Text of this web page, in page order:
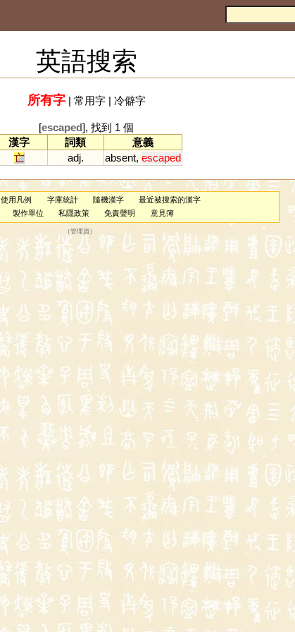
英語搜索
所有字| 常用字| 冷僻字
[escaped], 找到 1 個
漢字
詞類
意義
亡
adj. absent, escaped
使用凡例 字庫統計 隨機漢字
最近被搜索的漢字
製作單位 私隱政策 免責聲明 意見簿
（管理員 ）